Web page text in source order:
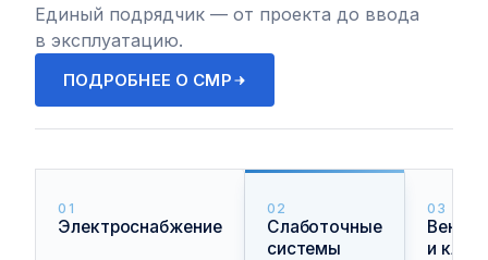
Единый подрядчик — от проекта до ввода
в эксплуатацию.
ПОДРОБНЕЕ О СМР
01
Электроснабжение
02
Слаботочные
системы
03
и